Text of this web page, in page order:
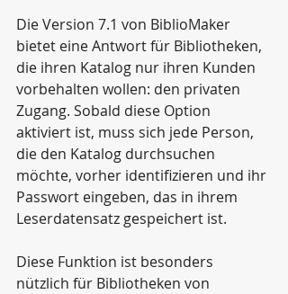
Die Version 7.1 von BiblioMaker
bietet eine Antwort für Bibliotheken,
die ihren Katalog nur ihren Kunden
vorbehalten wollen: den privaten
Zugang. Sobald diese Option
aktiviert ist, muss sich jede Person,
die den Katalog durchsuchen
möchte, vorher identifizieren und ihr
Passwort eingeben, das in ihrem
Leserdatensatz gespeichert ist.
Diese Funktion ist besonders
nützlich für Bibliotheken von